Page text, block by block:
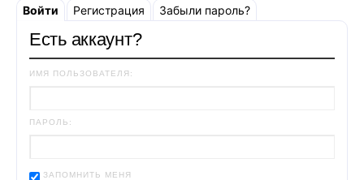
Войти Регистрация Забыли пароль?
Есть аккаунт?
ИМЯ ПОЛЬЗОВАТЕЛЯ:
ПАРОЛЬ:
ЗАПОМНИТЬ МЕНЯ